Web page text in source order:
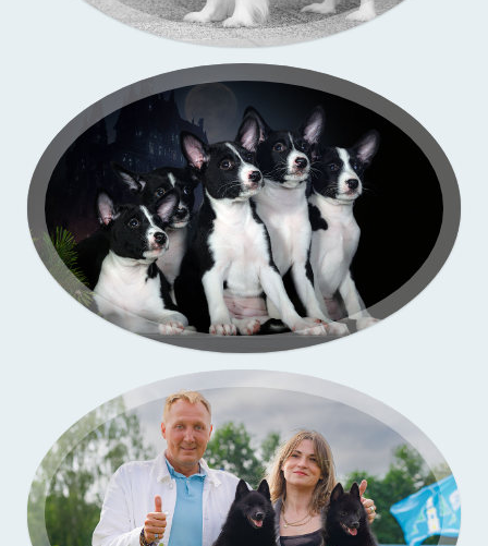
Портфолио — выставки собак
Бассенджи. Фото щенков в моей студии